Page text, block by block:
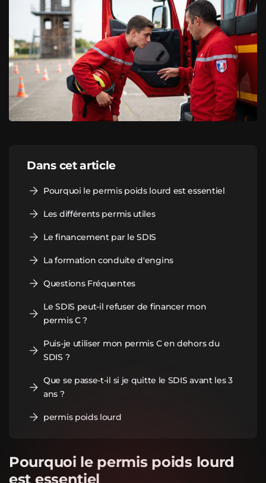
Dans cet article
Pourquoi le permis poids lourd est essentiel
Les différents permis utiles
Le financement par le SDIS
La formation conduite d'engins
Questions Fréquentes
Le SDIS peut-il refuser de financer mon
permis C ?
Puis-je utiliser mon permis C en dehors du
SDIS ?
Que se passe-t-il si je quitte le SDIS avant les 3
ans ?
permis poids lourd
Pourquoi le permis poids lourd
est essentiel